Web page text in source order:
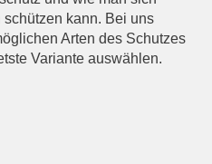
kann. Bei uns
Arten des Schutzes
Variante auswählen.